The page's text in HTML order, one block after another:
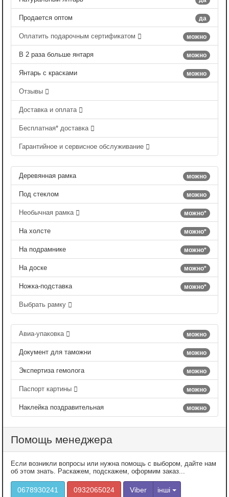
да
Продается оптом
можно
Оплатить подарочным сертификатом
можно
В 2 раза больше янтаря
можно
Янтарь с красками
Отзывы
Доставка и оплата
Бесплатная* доставка
Гарантийное и сервисное обслуживание
можно
Деревянная рамка
можно
Под стеклом
можно*
Необычная рамка
можно*
На холсте
можно*
На подрамнике
можно*
На доске
можно*
Ножка-подставка
Выбрать рамку
можно
Авиа-упаковка
можно
Документ для таможни
можно
Экспертиза гемолога
можно
Паспорт картины
можно
Наклейка поздравительная
Помощь менеджера
Если возникли вопросы или нужна помощь с выбором, дайте нам
об этом знать. Раскажем, подскажем, оформим заказ...
0678930241 0932065024 Viber інші